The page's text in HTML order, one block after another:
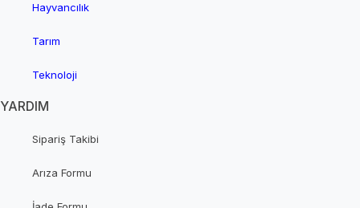
Hayvancılık
Tarım
Teknoloji
YARDIM
Sipariş Takibi
Arıza Formu